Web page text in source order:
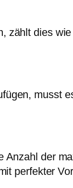
zählt dies
musst
der
perfekter